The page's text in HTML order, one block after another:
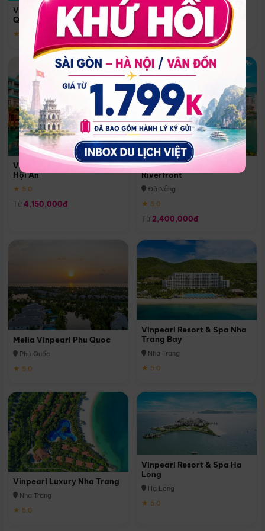
Vinpearl Resort & Spa Phu
Quoc
★ 5.0
Quoc
Phú Quốc
★ 5.0
Vinpearl Resort & Golf Nam
Hội An
★ 5.0
Từ 4,150,000đ
Melia Vinpearl Danang
Riverfront
Đà Nẵng
★ 5.0
Từ 2,400,000đ
Melia Vinpearl Phu Quoc
Phú Quốc
★ 5.0
Vinpearl Resort & Spa Nha
Trang Bay
Nha Trang
★ 5.0
Vinpearl Luxury Nha Trang
Nha Trang
★ 5.0
Vinpearl Resort & Spa Ha
Long
Hạ Long
★ 5.0